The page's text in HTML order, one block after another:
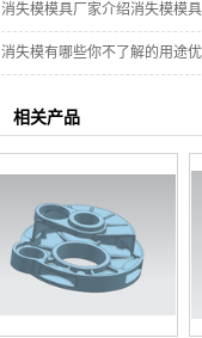
消失模模具厂家介绍消失模模
消失模有哪些你不了解的用途
相关产品